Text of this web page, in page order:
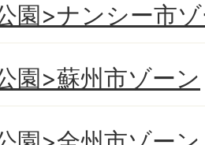
園>ナンシー市
園>蘇州市ゾーン